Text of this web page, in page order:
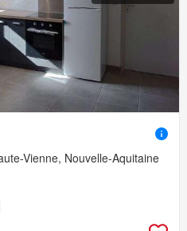
Vienne, Nouvelle-Aquitaine